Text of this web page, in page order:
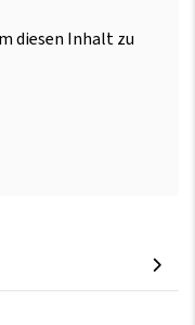
diesen Inhalt zu